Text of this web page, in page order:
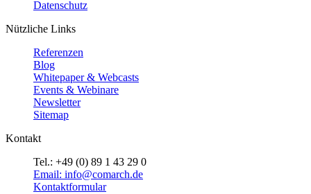
Datenschutz
Nützliche Links
Referenzen
Blog
Whitepaper & Webcasts
Events & Webinare
Newsletter
Sitemap
Kontakt
Tel.: +49 (0) 89 1 43 29 0
Email: info@comarch.de
Kontaktformular